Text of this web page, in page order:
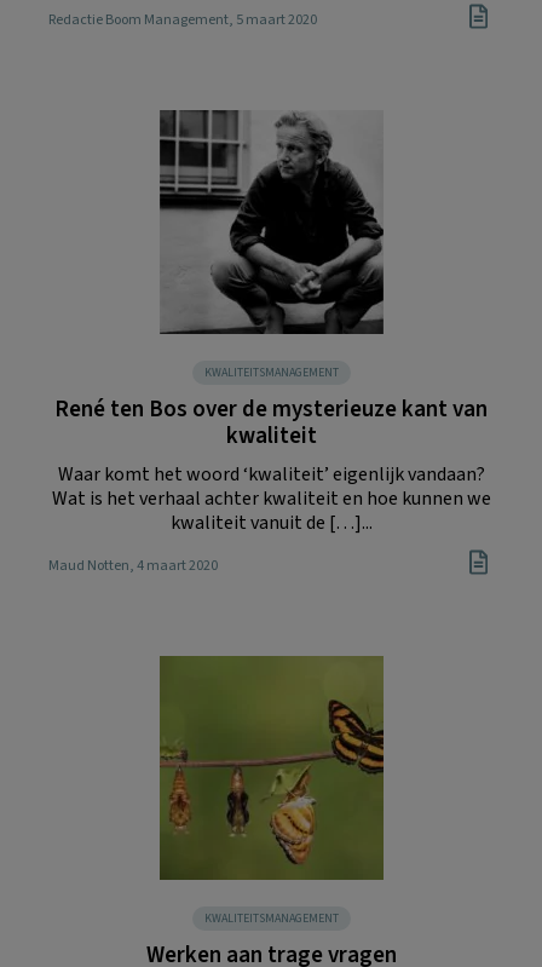
Redactie Boom Management, 5 maart 2020
KWALITEITSMANAGEMENT
René ten Bos over de mysterieuze kant van
kwaliteit
Waar komt het woord ‘kwaliteit’ eigenlijk vandaan?
Wat is het verhaal achter kwaliteit en hoe kunnen we
kwaliteit vanuit de […]...
Maud Notten, 4 maart 2020
KWALITEITSMANAGEMENT
Werken aan trage vragen